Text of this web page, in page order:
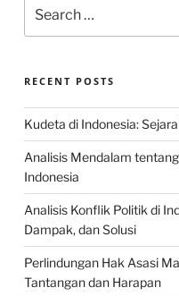
for:
RECENT POSTS
Kudeta di Indonesia:
Analisis Mendalam
Indonesia
Analisis Konflik Politik di
Dampak, dan Solusi
Perlindungan Hak Asasi
Tantangan dan Harapan